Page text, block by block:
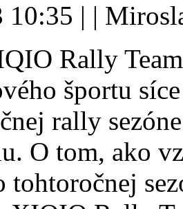
10:35 | |
Rally
športu
rally
O tom, ako
tohtoročnej